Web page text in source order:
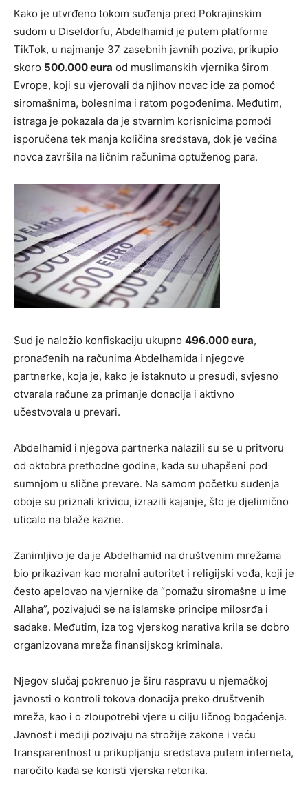
Kako je utvrđeno tokom suđenja pred Pokrajinskim
sudom u Diseldorfu, Abdelhamid je putem platforme
TikTok, u najmanje 37 zasebnih javnih poziva, prikupio
skoro 500.000 eura od muslimanskih vjernika širom
Evrope, koji su vjerovali da njihov novac ide za pomoć
siromašnima, bolesnima i ratom pogođenima. Međutim,
istraga je pokazala da je stvarnim korisnicima pomoći
isporučena tek manja količina sredstava, dok je većina
novca završila na ličnim računima optuženog para.
Sud je naložio konfiskaciju ukupno 496.000 eura,
pronađenih na računima Abdelhamida i njegove
partnerke, koja je, kako je istaknuto u presudi, svjesno
otvarala račune za primanje donacija i aktivno
učestvovala u prevari.
Abdelhamid i njegova partnerka nalazili su se u pritvoru
od oktobra prethodne godine, kada su uhapšeni pod
sumnjom u slične prevare. Na samom početku suđenja
oboje su priznali krivicu, izrazili kajanje, što je djelimično
uticalo na blaže kazne.
Zanimljivo je da je Abdelhamid na društvenim mrežama
bio prikazivan kao moralni autoritet i religijski vođa, koji je
često apelovao na vjernike da “pomažu siromašne u ime
Allaha”, pozivajući se na islamske principe milosrđa i
sadake. Međutim, iza tog vjerskog narativa krila se dobro
organizovana mreža finansijskog kriminala.
Njegov slučaj pokrenuo je širu raspravu u njemačkoj
javnosti o kontroli tokova donacija preko društvenih
mreža, kao i o zloupotrebi vjere u cilju ličnog bogaćenja.
Javnost i mediji pozivaju na strožije zakone i veću
transparentnost u prikupljanju sredstava putem interneta,
naročito kada se koristi vjerska retorika.